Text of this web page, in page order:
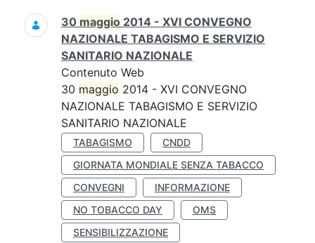
Ricerca
30 maggio 2014 - XVI CONVEGNO
NAZIONALE TABAGISMO E SERVIZIO
SANITARIO NAZIONALE
Contenuto Web
30 maggio 2014 - XVI CONVEGNO
NAZIONALE TABAGISMO E SERVIZIO
SANITARIO NAZIONALE
TABAGISMO
CNDD
GIORNATA MONDIALE SENZA TABACCO
CONVEGNI
INFORMAZIONE
NO TOBACCO DAY
OMS
SENSIBILIZZAZIONE